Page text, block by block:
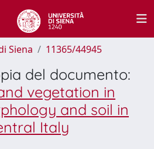
Siena 11365/44945
del documento:
vegetation in
and soil in
Italy